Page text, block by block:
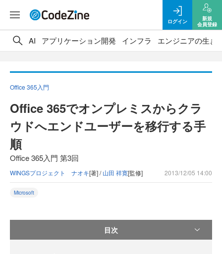
ログイン
新規
会員登録
AI アプリケーション開発 インフラ エンジニアの生き
Office 365入門
Office 365でオンプレミスからクラ
ウドへエンドユーザーを移行する手
順
Office 365入門 第3回
WINGSプロジェクト ナオキ[著] /山田 祥寛[監修] 2013/12/05 14:00
Microsoft
目次